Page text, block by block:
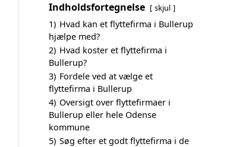
Indholdsfortegnelse skjul
1) Hvad kan et flyttefirma i Bullerup
hjælpe med?
2) Hvad koster et flyttefirma i
Bullerup?
3) Fordele ved at vælge et
flyttefirma i Bullerup
4) Oversigt over flyttefirmaer i
Bullerup eller hele Odense
kommune
5) Søg efter et godt flyttefirma i de